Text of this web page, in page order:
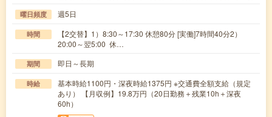
曜日頻度 週5日
時間
【2交替】1）8:30～17:30 休憩80分 [実働]7時間40分2）
20:00～翌5:00 休…
期間 即日～長期
時給
基本時給1100円・深夜時給1375円 ※交通費全額支給（規定
あり） 【月収例】19.8万円（20日勤務＋残業10h＋深夜
60h）